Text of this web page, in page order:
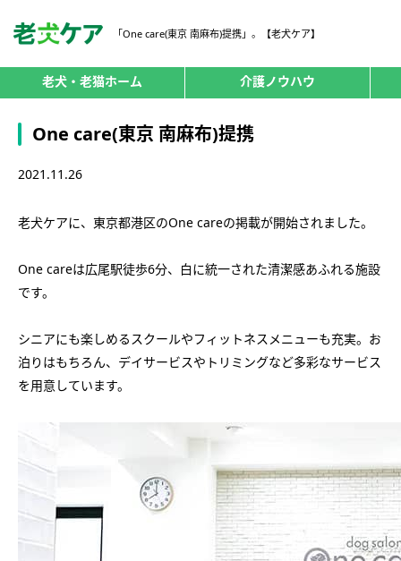
「One care(東京 南麻布)提携」。【老犬ケア】
老犬・老猫ホーム 介護ノウハウ
One care(東京 南麻布)提携
2021.11.26
老犬ケアに、東京都港区のOne careの掲載が開始されました。
One careは広尾駅徒歩6分、白に統一された清潔感あふれる施設
です。
シニアにも楽しめるスクールやフィットネスメニューも充実。お
泊りはもちろん、デイサービスやトリミングなど多彩なサービス
を用意しています。